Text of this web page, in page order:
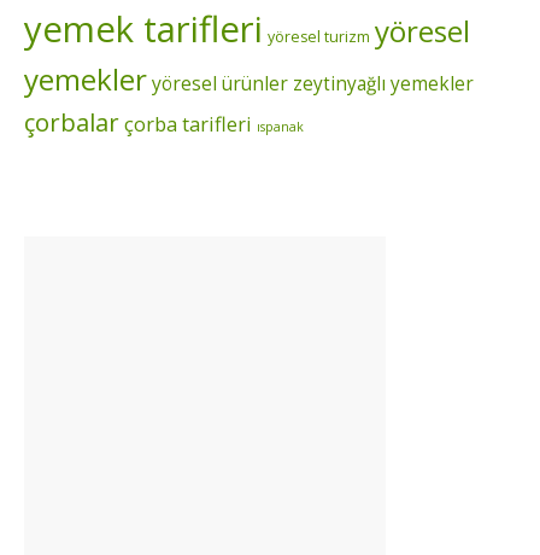
yemek tarifleri yöresel turizm yöresel
yemekleryöresel ürünler zeytinyağlı yemekler
çorbalarçorba tarifleri ıspanak